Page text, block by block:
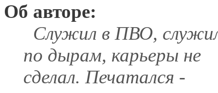
Об авторе:
Служил в ПВО,
по дырам, карьеры не
сделал. Печатался -